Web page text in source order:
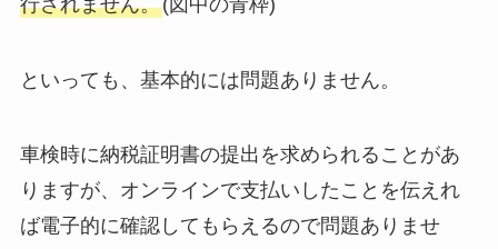
といっても、基本的には問題ありません。
車検時に納税証明書の提出を求められることがあ
りますが、オンラインで支払いしたことを伝えれ
ば電子的に確認してもらえるので問題ありませ